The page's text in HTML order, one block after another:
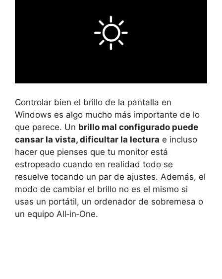
Controlar bien el brillo de la pantalla en
Windows es algo mucho más importante de lo
que parece. Un brillo mal configurado puede
cansar la vista, dificultar la lectura e incluso
hacer que pienses que tu monitor está
estropeado cuando en realidad todo se
resuelve tocando un par de ajustes. Además, el
modo de cambiar el brillo no es el mismo si
usas un portátil, un ordenador de sobremesa o
un equipo All‑in‑One.